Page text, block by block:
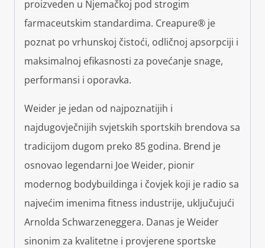
proizveden u Njemačkoj pod strogim
farmaceutskim standardima. Creapure® je
poznat po vrhunskoj čistoći, odličnoj apsorpciji i
maksimalnoj efikasnosti za povećanje snage,
performansi i oporavka.
Weider je jedan od najpoznatijih i
najdugovječnijih svjetskih sportskih brendova sa
tradicijom dugom preko 85 godina. Brend je
osnovao legendarni Joe Weider, pionir
modernog bodybuildinga i čovjek koji je radio sa
najvećim imenima fitness industrije, uključujući
Arnolda Schwarzeneggera. Danas je Weider
sinonim za kvalitetne i provjerene sportske